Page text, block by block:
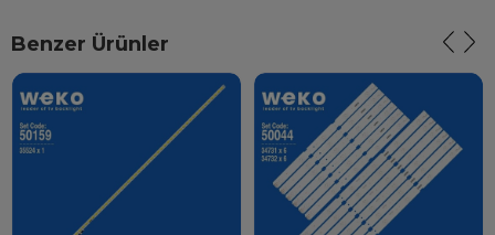
Benzer Ürünler